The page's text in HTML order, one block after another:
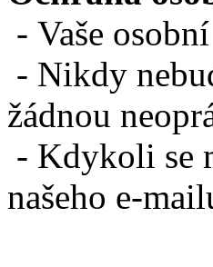
- Vaše
- Nikdy
žádnou
- Kdykoli se
našeho e-